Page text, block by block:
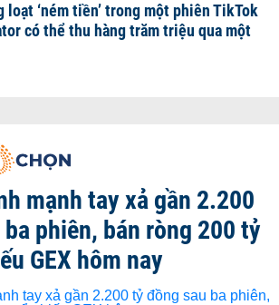
‘ném tiền’ trong một phiên TikTok
có thể thu hàng trăm triệu qua một
mạnh tay xả gần 2.200
phiên, bán ròng 200 tỷ
GEX hôm nay